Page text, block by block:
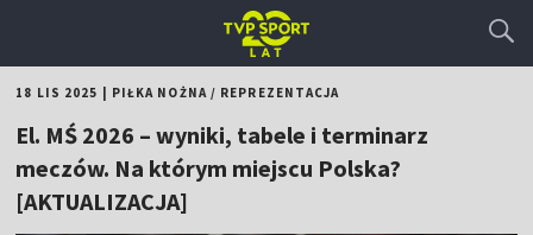
18 LIS 2025 PIŁKA NOŻNA/ REPREZENTACJA
El. MŚ 2026 – wyniki, tabele i terminarz
meczów. Na którym miejscu Polska?
[AKTUALIZACJA]